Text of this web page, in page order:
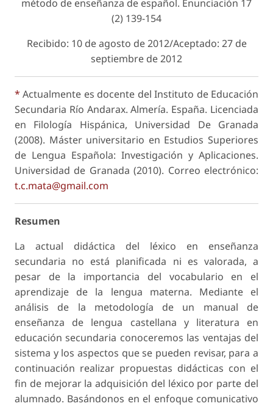
método de enseñanza de español. Enunciación 17
(2) 139-154
Recibido: 10 de agosto de 2012/Aceptado: 27 de
septiembre de 2012
* Actualmente es docente del Instituto de Educación
Secundaria Río Andarax. Almería. España. Licenciada
en Filología Hispánica, Universidad De Granada
(2008). Máster universitario en Estudios Superiores
de Lengua Española: Investigación y Aplicaciones.
Universidad de Granada (2010). Correo electrónico:
t.c.mata@gmail.com
Resumen
La actual didáctica del léxico en enseñanza
secundaria no está planificada ni es valorada, a
pesar de la importancia del vocabulario en el
aprendizaje de la lengua materna. Mediante el
análisis de la metodología de un manual de
enseñanza de lengua castellana y literatura en
educación secundaria conoceremos las ventajas del
sistema y los aspectos que se pueden revisar, para a
continuación realizar propuestas didácticas con el
fin de mejorar la adquisición del léxico por parte del
alumnado. Basándonos en el enfoque comunicativo